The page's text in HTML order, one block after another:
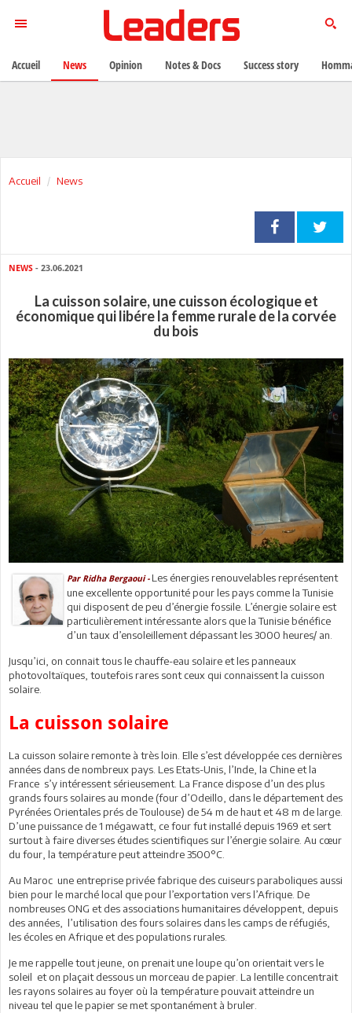
Accueil News
NEWS - 23.06.2021
La cuisson solaire, une cuisson écologique et
économique qui libére la femme rurale de la corvée
du bois
Par Ridha Bergaoui - Les énergies renouvelables représentent
une excellente opportunité pour les pays comme la Tunisie
qui disposent de peu d’énergie fossile. L’énergie solaire est
particulièrement intéressante alors que la Tunisie bénéfice
d’un taux d’ensoleillement dépassant les 3000 heures/ an.
Jusqu’ici, on connait tous le chauffe-eau solaire et les panneaux
photovoltaïques, toutefois rares sont ceux qui connaissent la cuisson
solaire.
La cuisson solaire
La cuisson solaire remonte à très loin. Elle s’est développée ces dernières
années dans de nombreux pays. Les Etats-Unis, l’Inde, la Chine et la
France s’y intéressent sérieusement. La France dispose d’un des plus
grands fours solaires au monde (four d’Odeillo, dans le département des
Pyrénées Orientales prés de Toulouse) de 54 m de haut et 48 m de large.
D’une puissance de 1 mégawatt, ce four fut installé depuis 1969 et sert
surtout à faire diverses études scientifiques sur l’énergie solaire. Au cœur
du four, la température peut atteindre 3500°C.
Au Maroc une entreprise privée fabrique des cuiseurs paraboliques aussi
bien pour le marché local que pour l’exportation vers l’Afrique. De
nombreuses ONG et des associations humanitaires développent, depuis
des années, l’utilisation des fours solaires dans les camps de réfugiés,
les écoles en Afrique et des populations rurales.
Je me rappelle tout jeune, on prenait une loupe qu’on orientait vers le
soleil et on plaçait dessous un morceau de papier. La lentille concentrait
les rayons solaires au foyer où la température pouvait atteindre un
niveau tel que le papier se met spontanément à bruler.
Accueil News Opinion Notes & Docs Success story